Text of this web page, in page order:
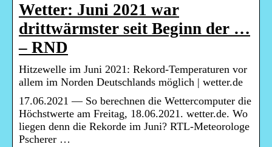
Wetter: Juni 2021 war
drittwärmster seit Beginn der …
– RND
Hitzewelle im Juni 2021: Rekord-Temperaturen vor
allem im Norden Deutschlands möglich | wetter.de
17.06.2021 — So berechnen die Wettercomputer die
Höchstwerte am Freitag, 18.06.2021. wetter.de. Wo
liegen denn die Rekorde im Juni? RTL-Meteorologe
Pscherer …